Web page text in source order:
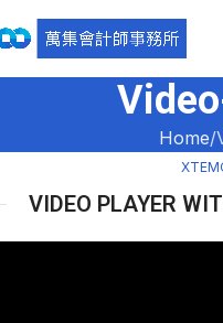
Home
VIDEO PLAYER